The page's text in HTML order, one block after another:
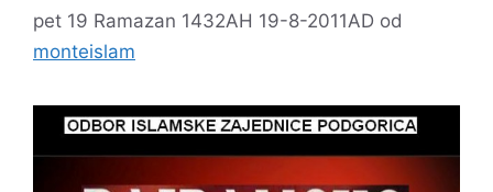
pet 19 Ramazan 1432AH 19-8-2011AD od
monteislam